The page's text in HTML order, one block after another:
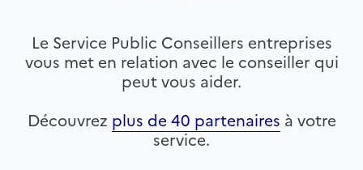
Le Service Public Conseillers entreprises
vous met en relation avec le conseiller qui
peut vous aider.
Découvrez plus de 40 partenaires à votre
service.